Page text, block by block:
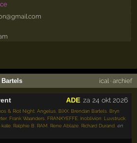
Bartels ical · archief
za 24 okt 2026
ADE
& Riot Night ,Angelus BiXX Brendan Bartels Bryn
Frank Waanders FRANKYEFFE Inoblivion Luvstruck
kate Ralphie B RAM Rene Ablaze Richard Durand en